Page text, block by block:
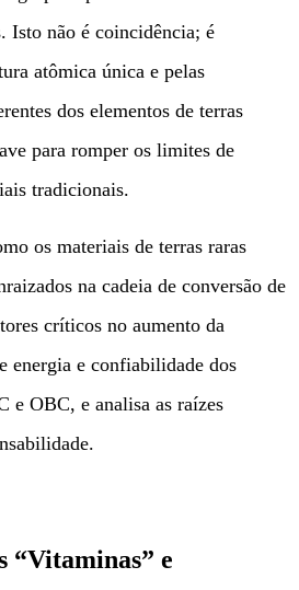
Isto não é coincidência; é
atômica única e pelas
dos elementos de terras
para romper os limites de
tradicionais.
os materiais de terras raras
na cadeia de conversão de
críticos no aumento da
energia e confiabilidade dos
e OBC, e analisa as raízes
“Vitaminas” e